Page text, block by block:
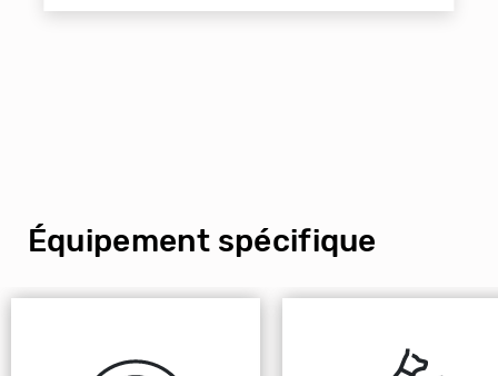
Équipement spécifique